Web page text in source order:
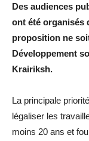
Des audiences
ont été organisés
proposition ne
Développement
Krairiksh.
La principale
légaliser les
moins 20 ans et